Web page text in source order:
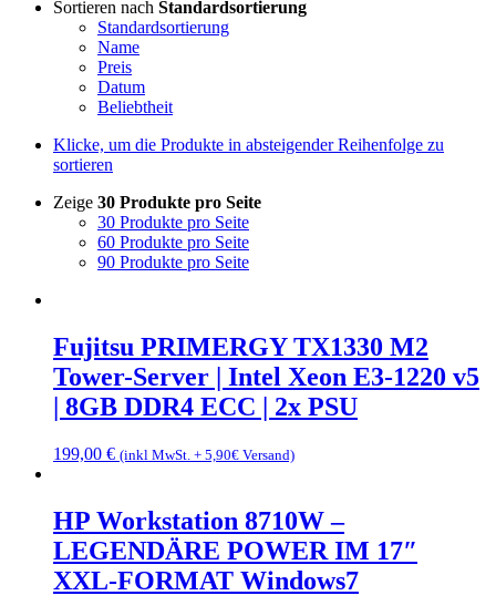
Sortieren nach Standardsortierung
Standardsortierung
Name
Preis
Datum
Beliebtheit
Klicke, um die Produkte in absteigender Reihenfolge zu
sortieren
Zeige 30 Produkte pro Seite
30 Produkte pro Seite
60 Produkte pro Seite
90 Produkte pro Seite
Fujitsu PRIMERGY TX1330 M2
Tower-Server | Intel Xeon E3-1220 v5
| 8GB DDR4 ECC | 2x PSU
199,00 € (inkl MwSt. + 5,90€ Versand)
HP Workstation 8710W –
LEGENDÄRE POWER IM 17″
XXL-FORMAT Windows7